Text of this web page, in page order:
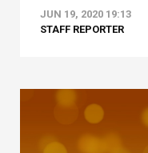
JUN 19, 2020 19:13
STAFF REPORTER